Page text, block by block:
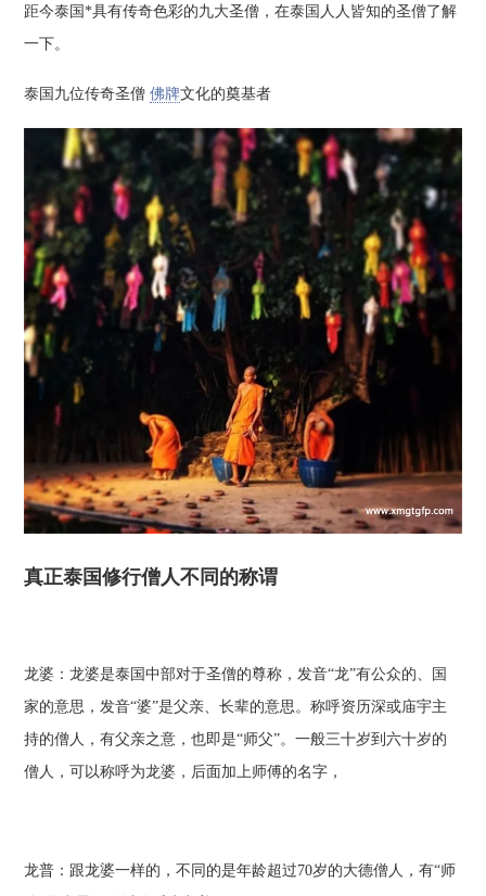
距今泰国*具有传奇色彩的九大圣僧，在泰国人人皆知的圣僧了解
一下。
泰国九位传奇圣僧佛牌文化的奠基者
真正泰国修行僧人不同的称谓
龙婆：龙婆是泰国中部对于圣僧的尊称，发音“龙”有公众的、国
家的意思，发音“婆”是父亲、长辈的意思。称呼资历深或庙宇主
持的僧人，有父亲之意，也即是“师父”。一般三十岁到六十岁的
僧人，可以称呼为龙婆，后面加上师傅的名字，
龙普：跟龙婆一样的，不同的是年龄超过70岁的大德僧人，有“师